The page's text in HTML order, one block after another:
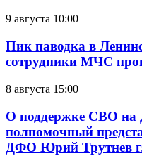
9 августа 10:00
Пик паводка в
сотрудники МЧС
8 августа 15:00
О поддержке СВО на
полномочный
ДФО Юрий Трутнев